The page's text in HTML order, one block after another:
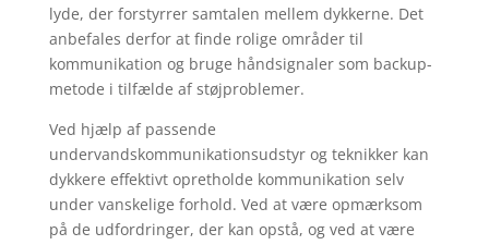
lyde, der forstyrrer samtalen mellem dykkerne. Det
anbefales derfor at finde rolige områder til
kommunikation og bruge håndsignaler som backup-
metode i tilfælde af støjproblemer.
Ved hjælp af passende
undervandskommunikationsudstyr og teknikker kan
dykkere effektivt opretholde kommunikation selv
under vanskelige forhold. Ved at være opmærksom
på de udfordringer, der kan opstå, og ved at være